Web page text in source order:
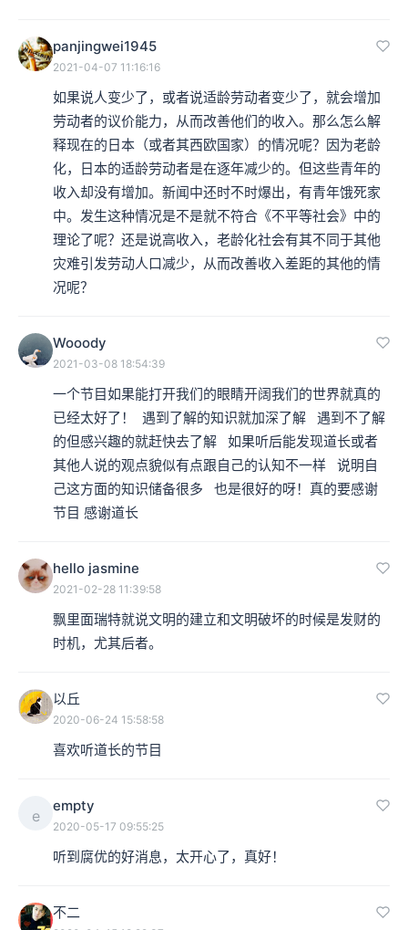
panjingwei1945
2021-04-07 11:16:16
如果说人变少了，或者说适龄劳动者变少了，就会增加
劳动者的议价能力，从而改善他们的收入。那么怎么解
释现在的日本（或者其西欧国家）的情况呢？因为老龄
化，日本的适龄劳动者是在逐年减少的。但这些青年的
收入却没有增加。新闻中还时不时爆出，有青年饿死家
中。发生这种情况是不是就不符合《不平等社会》中的
理论了呢？还是说高收入，老龄化社会有其不同于其他
灾难引发劳动人口减少，从而改善收入差距的其他的情
况呢？
Wooody
2021-03-08 18:54:39
一个节目如果能打开我们的眼睛开阔我们的世界就真的
已经太好了！  遇到了解的知识就加深了解   遇到不了解
的但感兴趣的就赶快去了解   如果听后能发现道长或者
其他人说的观点貌似有点跟自己的认知不一样   说明自
己这方面的知识储备很多   也是很好的呀！真的要感谢
节目 感谢道长
hello jasmine
2021-02-28 11:39:58
飘里面瑞特就说文明的建立和文明破坏的时候是发财的
时机，尤其后者。
以丘
2020-06-24 15:58:58
喜欢听道长的节目
e
empty
2020-05-17 09:55:25
听到腐优的好消息，太开心了，真好！
不二